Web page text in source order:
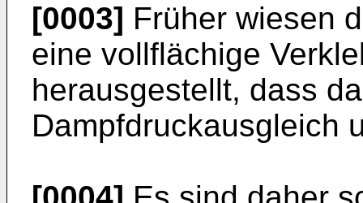
[0003] Früher wiesen
eine vollflächige
herausgestellt, dass
Dampfdruckausgleich